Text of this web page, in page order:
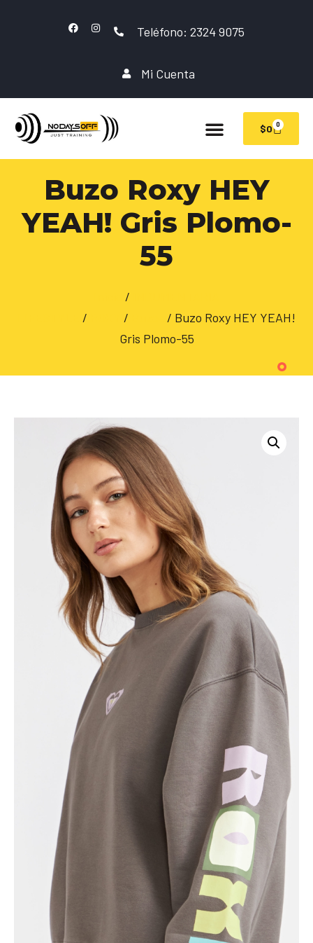
Teléfono: 2324 9075
Mi Cuenta
$0 0
Buzo Roxy HEY
YEAH! Gris Plomo-
55
/
/ /
/ Buzo Roxy HEY YEAH!
Gris Plomo-55